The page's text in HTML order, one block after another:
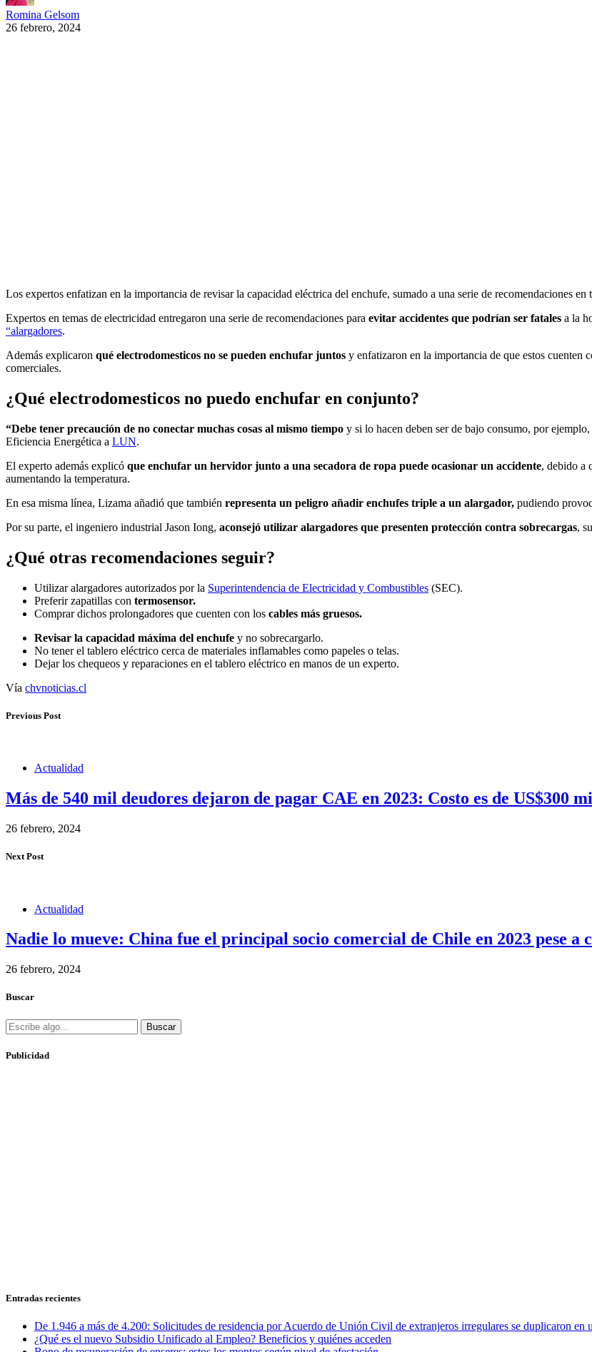
Romina Gelsom
26 febrero, 2024
Los expertos enfatizan en la importancia de revisar la capacidad eléctrica del enchufe, sumado a una serie de recomendaciones en
Expertos en temas de electricidad entregaron una serie de recomendaciones para evitar accidentes que podrían ser fatales a la
“alargadores.
Además explicaron qué electrodomesticos no se pueden enchufar juntos y enfatizaron en la importancia de que estos cuenten
comerciales.
¿Qué electrodomesticos no puedo enchufar en conjunto?
“Debe tener precaución de no conectar muchas cosas al mismo tiempo y si lo hacen deben ser de bajo consumo, por
Eficiencia Energética a LUN.
El experto además explicó que enchufar un hervidor junto a una secadora de ropa puede ocasionar un accidente, debido a
aumentando la temperatura.
En esa misma línea, Lizama añadió que también representa un peligro añadir enchufes triple a un alargador, pudiendo
Por su parte, el ingeniero industrial Jason Iong, aconsejó utilizar alargadores que presenten protección contra sobrecargas,
¿Qué otras recomendaciones seguir?
Utilizar alargadores autorizados por la Superintendencia de Electricidad y Combustibles (SEC).
Preferir zapatillas con termosensor.
Comprar dichos prolongadores que cuenten con los cables más gruesos.
Revisar la capacidad máxima del enchufe y no sobrecargarlo.
No tener el tablero eléctrico cerca de materiales inflamables como papeles o telas.
Dejar los chequeos y reparaciones en el tablero eléctrico en manos de un experto.
Vía chvnoticias.cl
Previous Post
Actualidad
Más de 540 mil deudores dejaron de pagar CAE en 2023: Costo es de US$300
26 febrero, 2024
Next Post
Actualidad
Nadie lo mueve: China fue el principal socio comercial de Chile en 2023 pese a
26 febrero, 2024
Buscar
Buscar
Publicidad
Entradas recientes
De 1.946 a más de 4.200: Solicitudes de residencia por Acuerdo de Unión Civil de extranjeros irregulares se duplicaron en
¿Qué es el nuevo Subsidio Unificado al Empleo? Beneficios y quiénes acceden